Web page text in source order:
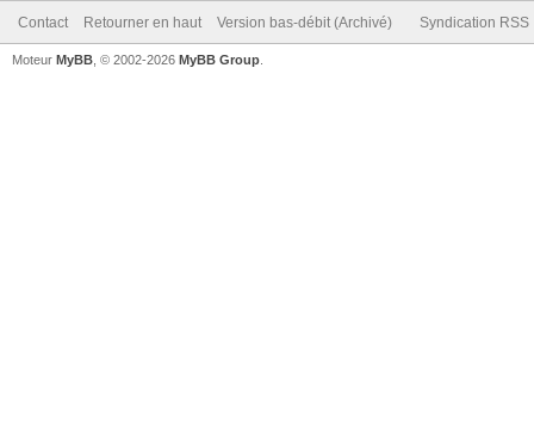
Contact Retourner en haut Version bas-débit (Archivé) Syndication RSS
Moteur MyBB , © 2002-2026 MyBB Group